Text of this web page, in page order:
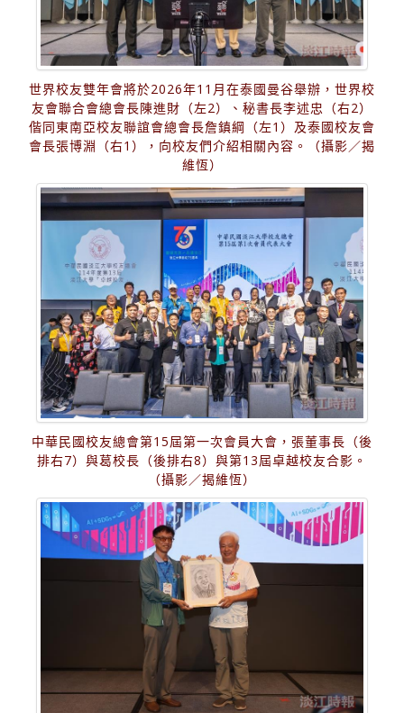
世界校友雙年會將於2026年11月在泰國曼谷舉辦，世界校
友會聯合會總會長陳進財（左2）、秘書長李述忠（右2）
偕同東南亞校友聯誼會總會長詹鎮綱（左1）及泰國校友會
會長張博淵（右1），向校友們介紹相關內容。（攝影／揭
維恆）
中華民國校友總會第15屆第一次會員大會，張董事長（後
排右7）與葛校長（後排右8）與第13屆卓越校友合影。
（攝影／揭維恆）